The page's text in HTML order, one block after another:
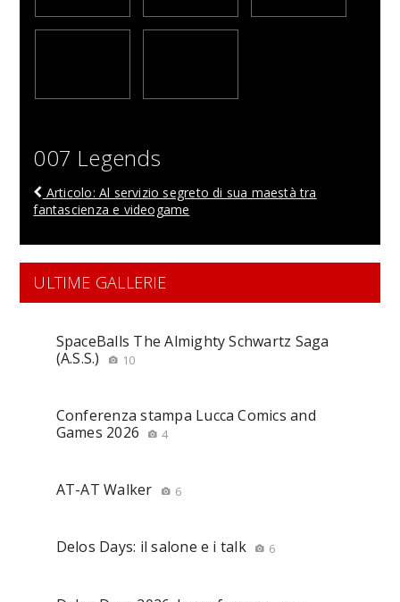
007 Legends
Articolo: Al servizio segreto di sua maestà tra
fantascienza e videogame
ULTIME GALLERIE
SpaceBalls The Almighty Schwartz Saga
(A.S.S.)
10
Conferenza stampa Lucca Comics and
Games 2026
4
AT-AT Walker 6
Delos Days: il salone e i talk 6